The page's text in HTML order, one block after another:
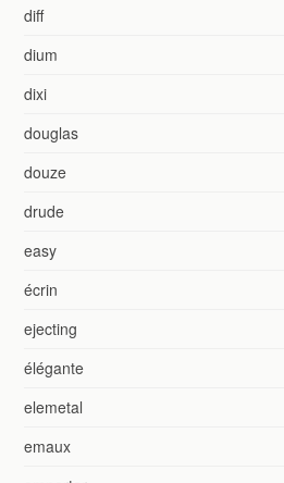
diff
dium
dixi
douglas
douze
drude
easy
écrin
ejecting
élégante
elemetal
emaux